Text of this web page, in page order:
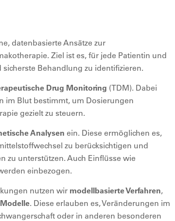
datenbasierte Ansätze zur
Ziel ist es, für jede Patientin und
Behandlung zu identifizieren.
Drug Monitoring (TDM). Dabei
im Blut bestimmt, um Dosierungen
gezielt zu steuern.
Analysen ein. Diese ermöglichen es,
zu berücksichtigen und
zu unterstützen. Auch Einflüsse wie
einbezogen.
nutzen wir modellbasierte Verfahren,
. Diese erlauben es, Veränderungen im
oder in anderen besonderen